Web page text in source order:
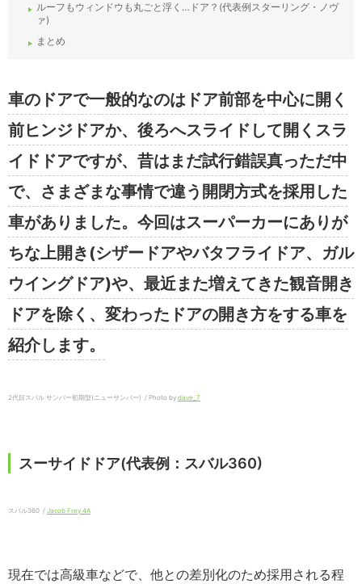
ルーフもウィンドウも丸ごと浮く…ドア？(代表例スターリング・ノヴ
ァ)
まとめ
車のドアで一般的なのはドア前部を中心に開く
前ヒンジドアか、後ろへスライドして開くスラ
イドドアですが、昔はまだ試行錯誤真っただ中
で、さまざまな事情で違う開閉方式を採用した
車がありました。今回はスーパーカーにありが
ちな上開き(シザードアやバタフライドア、ガル
ウイングドア)や、最近また増えてきた観音開き
ドアを除く、変わったドアの開き方をする車を
紹介します。
2代目スバル サンバー初期型(ニューサンバー) / Photo by dave_7
スーサイドドア(代表例：スバル360)
スバル360 / Jacob Frey 4A
現在では高級車などで、他との差別化のため採用される程